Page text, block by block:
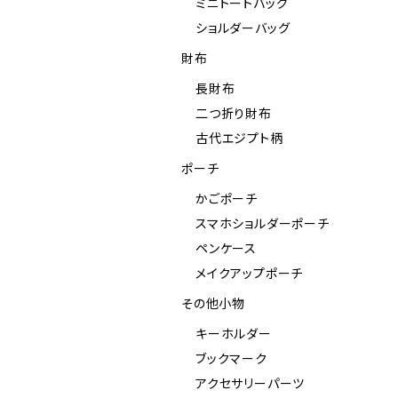
ミニトートバッグ
ショルダーバッグ
財布
長財布
二つ折り財布
古代エジプト柄
ポーチ
かごポーチ
スマホショルダーポーチ
ペンケース
メイクアップポーチ
その他小物
キーホルダー
ブックマーク
アクセサリーパーツ